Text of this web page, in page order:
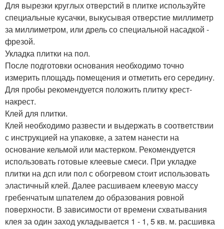
Для вырезки круглых отверстий в плитке используйте
специальные кусачки, выкусывая отверстие миллиметр
за миллиметром, или дрель со специальной насадкой -
фрезой.
Укладка плитки на пол.
После подготовки основания необходимо точно
измерить площадь помещения и отметить его середину.
Для пробы рекомендуется положить плитку крест-
накрест.
Клей для плитки.
Клей необходимо развести и выдержать в соответствии
с инструкцией на упаковке, а затем нанести на
основание кельмой или мастерком. Рекомендуется
использовать готовые клеевые смеси. При укладке
плитки на дсп или пол с обогревом стоит использовать
эластичный клей. Далее расшиваем клеевую массу
гребенчатым шпателем до образования ровной
поверхности. В зависимости от времени схватывания
клея за один заход укладывается 1 - 1, 5 кв. м. расшивка